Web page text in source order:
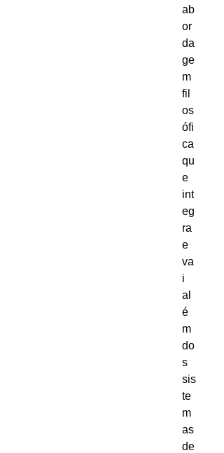
ab
or
da
ge
m
fil
os
ófi
ca
qu
e
int
eg
ra
e
va
i
al
é
m
do
s
sis
te
m
as
de